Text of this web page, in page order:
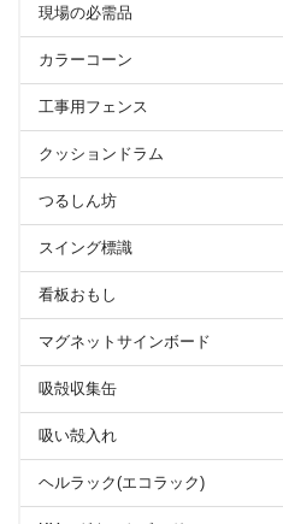
現場の必需品
カラーコーン
工事用フェンス
クッションドラム
つるしん坊
スイング標識
看板おもし
マグネットサインボード
吸殻収集缶
吸い殻入れ
ヘルラック(エコラック)